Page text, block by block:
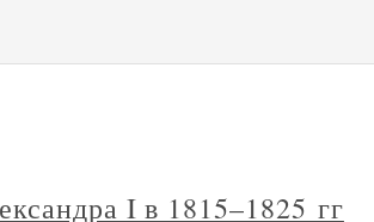
I в 1815–1825 гг